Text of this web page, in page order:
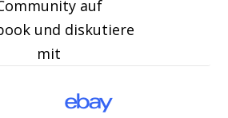
auf
und diskutiere
mit